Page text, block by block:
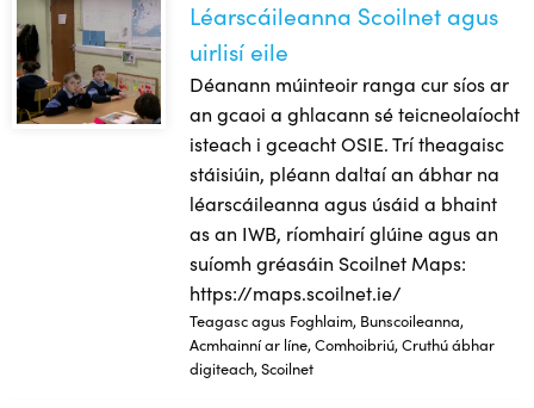
Léarscáileanna Scoilnet agus
uirlisí eile
Déanann múinteoir ranga cur síos ar
an gcaoi a ghlacann sé teicneolaíocht
isteach i gceacht OSIE. Trí theagaisc
stáisiúin, pléann daltaí an ábhar na
léarscáileanna agus úsáid a bhaint
as an IWB, ríomhairí glúine agus an
suíomh gréasáin Scoilnet Maps:
https://maps.scoilnet.ie/
Teagasc agus Foghlaim, Bunscoileanna,
Acmhainní ar líne, Comhoibriú, Cruthú ábhar
digiteach, Scoilnet